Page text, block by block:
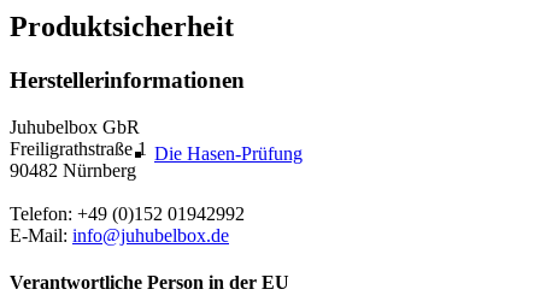
Die Hasen-Prüfung
Produktsicherheit
Herstellerinformationen
Juhubelbox GbR
Freiligrathstraße 1
90482 Nürnberg
Telefon: +49 (0)152 01942992
E-Mail: info@juhubelbox.de
Verantwortliche Person in der EU